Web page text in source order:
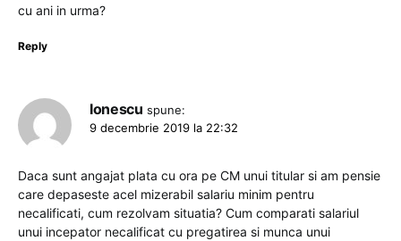
cu ani in urma?
Reply
Ionescu spune:
9 decembrie 2019 la 22:32
Daca sunt angajat plata cu ora pe CM unui titular si am pensie
care depaseste acel mizerabil salariu minim pentru
necalificati, cum rezolvam situatia? Cum comparati salariul
unui incepator necalificat cu pregatirea si munca unui